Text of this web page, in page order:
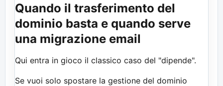
Quando il trasferimento del
dominio basta e quando serve
una migrazione email
Qui entra in gioco il classico caso del "dipende".
Se vuoi solo spostare la gestione del dominio